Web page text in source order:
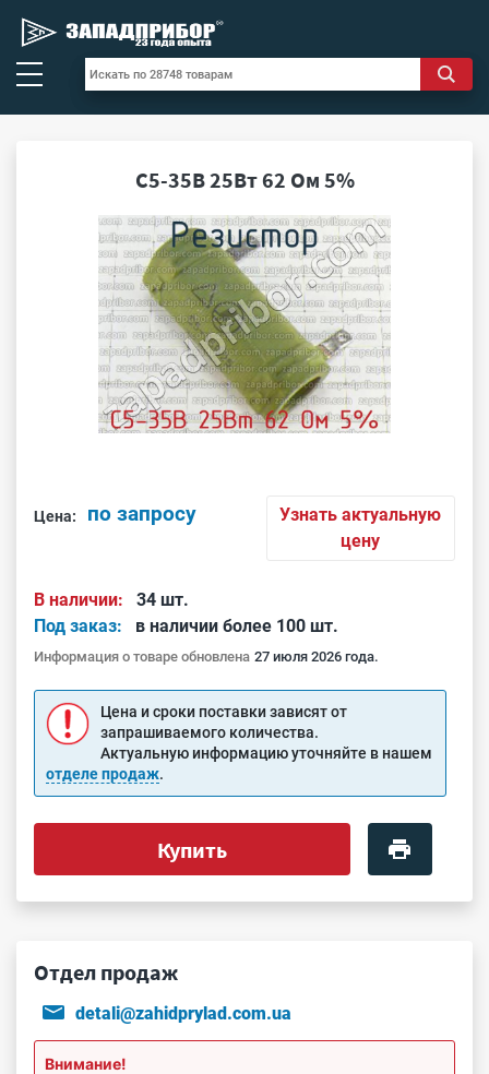
С5-35В 25Вт 62 Ом 5%
Цена: по запросу
Узнать актуальную
цену
В наличии:
34 шт.
Под заказ:
в наличии более 100 шт.
Информация о товаре обновлена 27 июля 2026 года.
Цена и сроки поставки зависят от
запрашиваемого количества.
Актуальную информацию уточняйте в нашем
отделе продаж.
Купить
Отдел продаж
detali@zahidprylad.com.ua
Внимание!